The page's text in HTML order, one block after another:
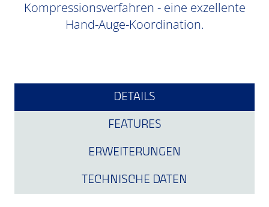
Kompressionsverfahren - eine exzellente
Hand-Auge-Koordination.
DETAILS
FEATURES
ERWEITERUNGEN
TECHNISCHE DATEN